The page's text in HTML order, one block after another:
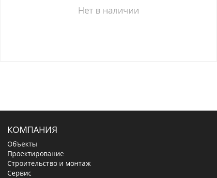
Нет в наличии
КОМПАНИЯ
Объекты
Проектирование
Строительство и монтаж
Сервис